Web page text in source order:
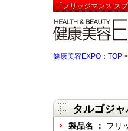
「フリッジマンス ス
健康美容EXPO：TOP >
タルゴジ
製品名 ： フリ